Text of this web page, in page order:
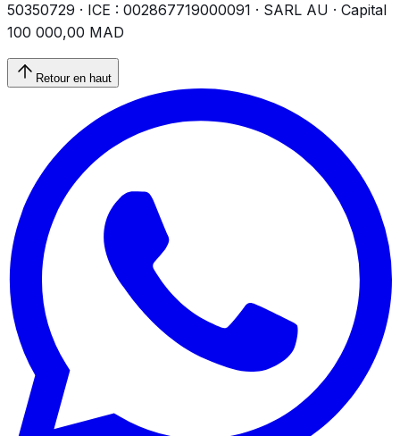
50350729 · ICE : 002867719000091 · SARL AU · Capital
100 000,00 MAD
Retour en haut